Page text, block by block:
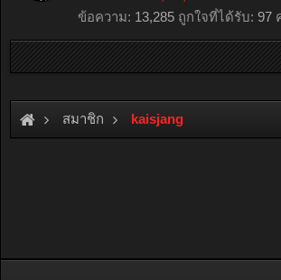
ข้อความ: 13,285 ถูกใจที่ได้รับ: 97
สมาชิก kaisjang